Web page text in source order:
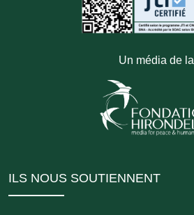
Un média de la
ILS NOUS SOUTIENNENT